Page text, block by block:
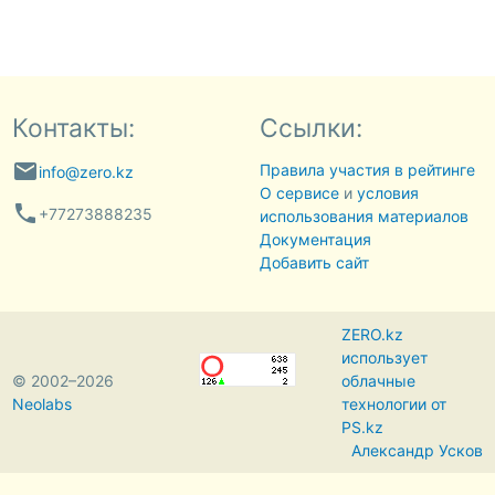
Контакты:
emailinfo@zero.kz
phone +77273888235
Ссылки:
Правила участия в рейтинге
О сервисеи условия
использования материалов
Документация
Добавить сайт
© 2002–2026
Neolabs
ZERO.kz
использует
облачные
технологии от
PS.kz
Александр Усков